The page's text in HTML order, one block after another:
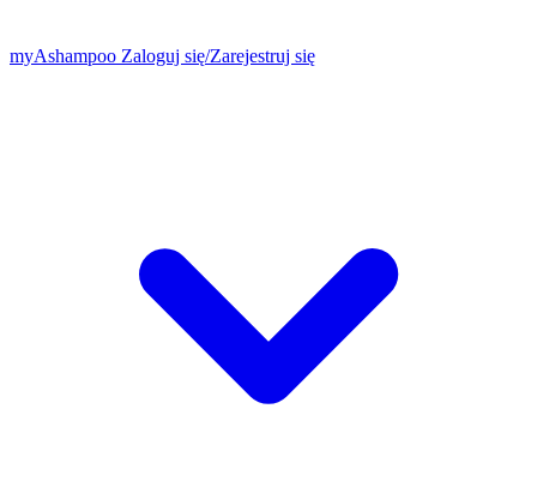
myAshampoo Zaloguj się/Zarejestruj się